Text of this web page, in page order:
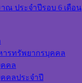
ารทรัพยากรบุคคล
คล
คลประจำปี
ณ ประจำปีรอบ 6 เดือน